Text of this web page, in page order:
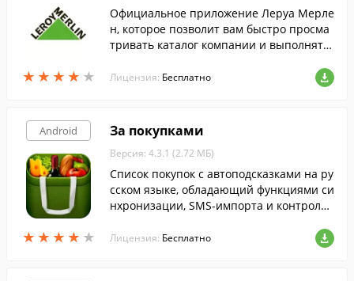
★ ★ ★ ★ ★
★ ★ ★ ★ ★
Официальное приложение Леруа Мерле
н, которое позволит вам быстро просма
тривать каталог компании и выполнять
Лицензия: Бесплатно
Android
★ ★ ★ ★ ★
★ ★ ★ ★ ★
За покупками
Версия: 4.3.1 (2.72 МБ)
Cписок покупок с автоподсказками на ру
сском языке, обладающий функциями си
нхронизации, SMS-импорта и контроля
Лицензия: Бесплатно